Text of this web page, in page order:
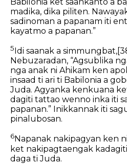
madika, dika piliten.
sadinoman a papanam iti
kayatmo a papanan.”
5 Idi saanak a simmungbat,
Nebuzaradan, “Agsublika
nga anak ni Ahikam ken
insaad ti ari ti Babilonia a
Juda. Agyanka kenkuana
dagiti tattao wenno inka iti
papanan.” Inikkannak iti
pinalubosan.
6Napanak nakipagyan ken
ket nakipagtaengak
daga ti Juda.